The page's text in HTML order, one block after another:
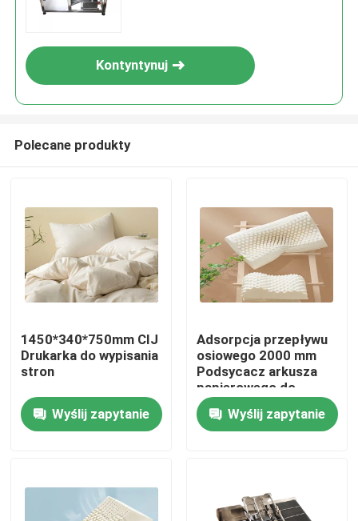
Do domu
Produkty
Kontyntynuj
Polecane produkty
1450*340*750mm CIJ
Drukarka do wypisania
stron
Wyślij zapytanie
Adsorpcja przepływu
osiowego 2000 mm
Podsycacz arkusza
papierowego do
plastikowych toreb
Wyślij zapytanie